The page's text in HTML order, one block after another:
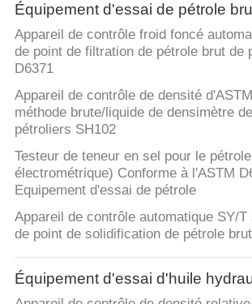
Équipement d'essai de pétrole
Appareil de contrôle froid foncé
de point de filtration de pétrole brut de
D6371
Appareil de contrôle de densité
méthode brute/liquide de densimètre
pétroliers SH102
Testeur de teneur en sel pour le
électrométrique) Conforme à l'ASTM
Equipement d'essai de pétrole
Appareil de contrôle automatique SY/T
de point de solidification de pétrole brut
Équipement d'essai d'huile